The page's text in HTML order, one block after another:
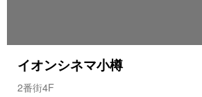
イオンシネマ小樽
2番街4F